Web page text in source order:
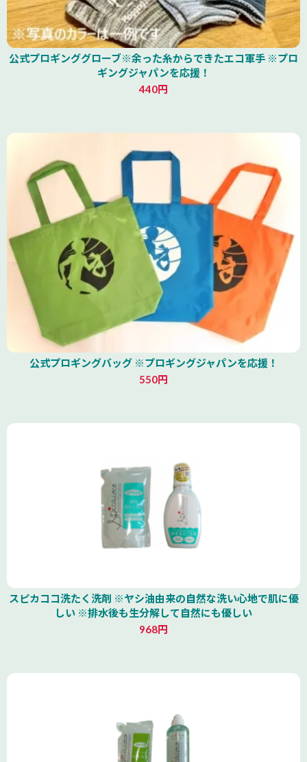
公式プロギンググローブ※余った糸からできたエコ軍手 ※プロ
ギングジャパンを応援！
440円
公式プロギングバッグ ※プロギングジャパンを応援！
550円
スピカココ洗たく洗剤 ※ヤシ油由来の自然な洗い心地で肌に優
しい ※排水後も生分解して自然にも優しい
968円